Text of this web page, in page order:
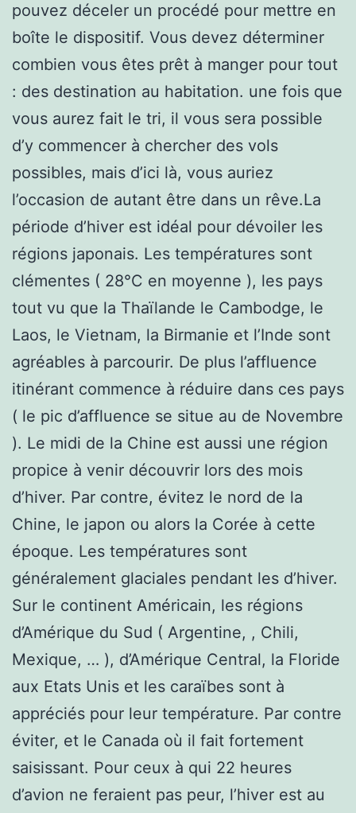
pouvez déceler un procédé pour mettre en
boîte le dispositif. Vous devez déterminer
combien vous êtes prêt à manger pour tout
: des destination au habitation. une fois que
vous aurez fait le tri, il vous sera possible
d’y commencer à chercher des vols
possibles, mais d’ici là, vous auriez
l’occasion de autant être dans un rêve.La
période d’hiver est idéal pour dévoiler les
régions japonais. Les températures sont
clémentes ( 28°C en moyenne ), les pays
tout vu que la Thaïlande le Cambodge, le
Laos, le Vietnam, la Birmanie et l’Inde sont
agréables à parcourir. De plus l’affluence
itinérant commence à réduire dans ces pays
( le pic d’affluence se situe au de Novembre
). Le midi de la Chine est aussi une région
propice à venir découvrir lors des mois
d’hiver. Par contre, évitez le nord de la
Chine, le japon ou alors la Corée à cette
époque. Les températures sont
généralement glaciales pendant les d’hiver.
Sur le continent Américain, les régions
d’Amérique du Sud ( Argentine, , Chili,
Mexique, … ), d’Amérique Central, la Floride
aux Etats Unis et les caraïbes sont à
appréciés pour leur température. Par contre
éviter, et le Canada où il fait fortement
saisissant. Pour ceux à qui 22 heures
d’avion ne feraient pas peur, l’hiver est au